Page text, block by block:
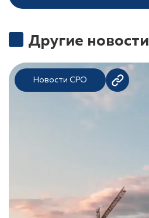
Другие новости
Новости СРО